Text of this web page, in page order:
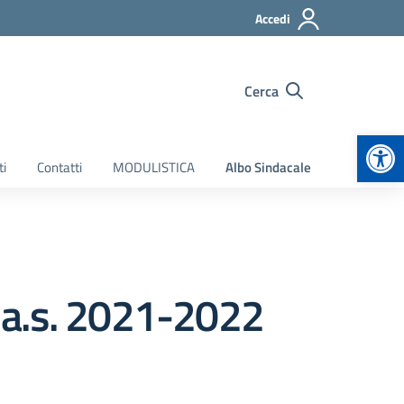
Accedi
Cerca
Contatti MODULISTICA Albo Sindacale
2021-2022